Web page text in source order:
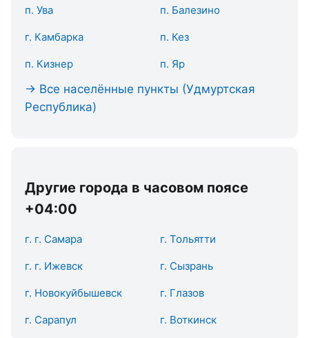
п. Ува п. Балезино
г. Камбарка п. Кез
п. Кизнер п. Яр
→ Все населённые пункты (Удмуртская
Республика)
Другие города в часовом поясе
+04:00
г. г. Самара г. Тольятти
г. г. Ижевск г. Сызрань
г. Новокуйбышевск г. Глазов
г. Сарапул г. Воткинск